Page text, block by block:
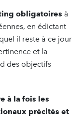
obligatoires à
en édictant
il reste à ce jour
et la
des objectifs
à la fois les
précités et